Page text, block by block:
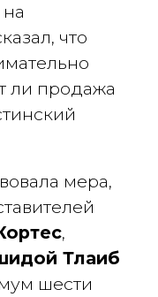
что
ли продажа
мера,
,
Тлаиб
шести